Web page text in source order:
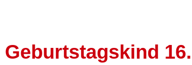
Geburtstagskind